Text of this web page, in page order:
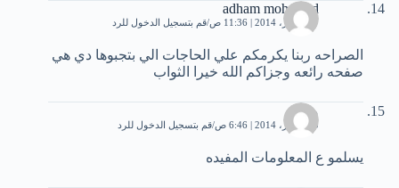
adham mohamed
17 فبراير، 2014 | 11:36 ص قم بتسجيل الدخول للرد
الصراحه ربنا يكرمكم علي الحاجات الي بتجبوها دي هي
صفحه رائعه وجزاكم الله خيرا الثواب
مها
20 فبراير، 2014 | 6:46 ص قم بتسجيل الدخول للرد
يسلمو ع المعلومات المفيده